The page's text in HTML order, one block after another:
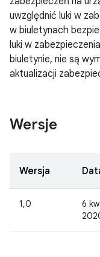
uwzględnić luki w
w biuletynach
luki w
biuletynie, nie są
aktualizacji
Wersje
Wersja
1,0
6